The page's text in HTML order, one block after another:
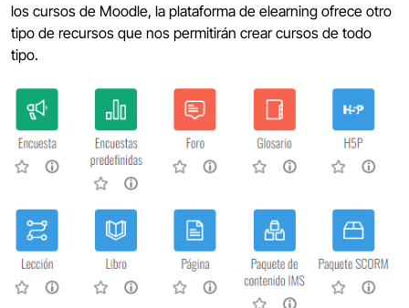
los cursos de Moodle, la plataforma de elearning ofrece otro
tipo de recursos que nos permitirán crear cursos de todo
tipo.